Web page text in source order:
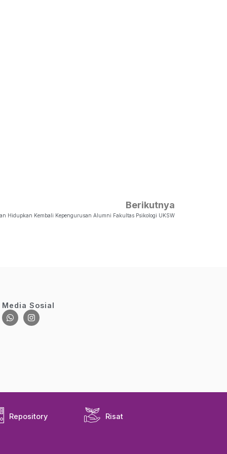
Berikutnya
Hidupkan Kembali Kepengurusan Alumni Fakultas Psikologi UKSW
Media Sosial
Repository Risat